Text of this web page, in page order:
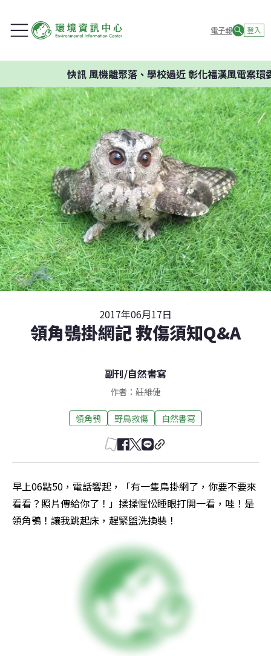
電子報 登入
風機離聚落、學校過近 彰化福漢風電案環委建議不
2017年06月17日
領角鴞掛網記 救傷須知Q&A
副刊/自然書寫
作者：莊維倢
領角鴞 野鳥救傷 自然書寫
早上06點50，電話響起，「有一隻鳥掛網了，你要不要來
看看？照片傳給你了！」揉揉惺忪睡眼打開一看，哇！是
領角鴞！讓我跳起床，趕緊盥洗換裝！